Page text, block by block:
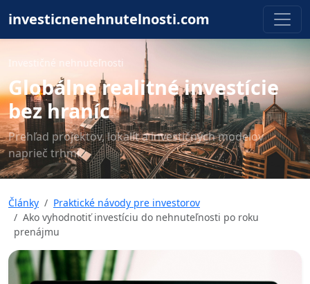
investicnenehnutelnosti.com
Investičné nehnuteľnosti
Globálne realitné investície
bez hraníc
Prehľad projektov, lokalít a investičných modelov
naprieč trhmi.
Články
Praktické návody pre investorov
Ako vyhodnotiť investíciu do nehnuteľnosti po roku
prenájmu